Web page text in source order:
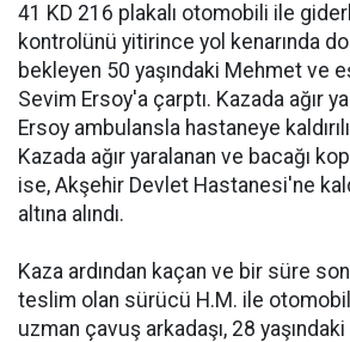
41 KD 216 plakalı otomobili ile
kontrolünü yitirince yol kenarında
bekleyen 50 yaşındaki Mehmet ve
Sevim Ersoy'a çarptı. Kazada ağır
Ersoy ambulansla hastaneye
Kazada ağır yaralanan ve bacağı
ise, Akşehir Devlet Hastanesi'ne
altına alındı.
Kaza ardından kaçan ve bir süre
teslim olan sürücü H.M. ile
uzman çavuş arkadaşı, 28